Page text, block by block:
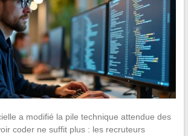
a modifié la pile technique attendue des
coder ne suffit plus : les recruteurs